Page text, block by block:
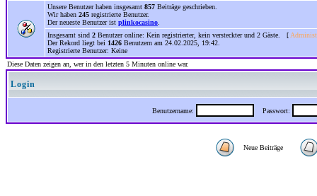
Unsere Benutzer haben insgesamt 857 Beiträge geschrieben.
Wir haben 245 registrierte Benutzer.
Der neueste Benutzer ist plinkocasino
Insgesamt sind 2 Benutzer online: Kein registrierter, kein versteckter und 2 Gäste. [
Der Rekord liegt bei 1426 Benutzern am 24.02.2025, 19:42.
Registrierte Benutzer: Keine
Diese Daten zeigen an, wer in den letzten 5 Minuten online war.
Login
Benutzername: Passwort:
Neue Beiträge